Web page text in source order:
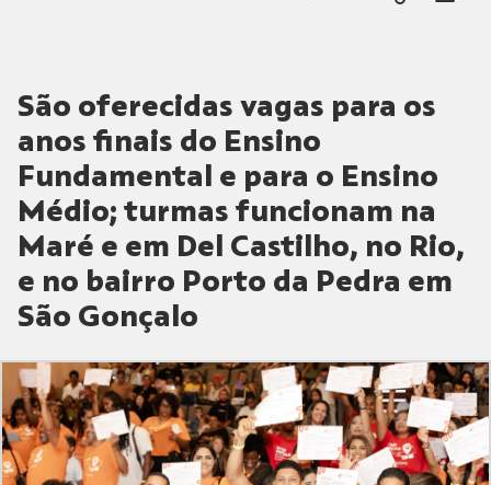
São oferecidas vagas para os
anos finais do Ensino
Fundamental e para o Ensino
Médio; turmas funcionam na
Maré e em Del Castilho, no Rio,
e no bairro Porto da Pedra em
São Gonçalo